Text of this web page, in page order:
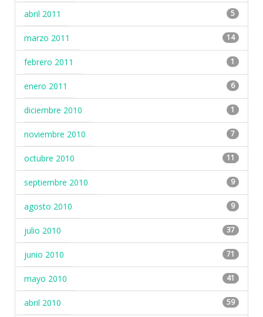
abril 2011 5
marzo 2011 14
febrero 2011 1
enero 2011 6
diciembre 2010 1
noviembre 2010 7
octubre 2010 11
septiembre 2010 9
agosto 2010 9
julio 2010 37
junio 2010 71
mayo 2010 41
abril 2010 59